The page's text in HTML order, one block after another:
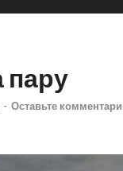
пару
- Оставьте